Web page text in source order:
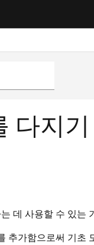
다지
데 사용할 수 있는
추가함으로써 기초